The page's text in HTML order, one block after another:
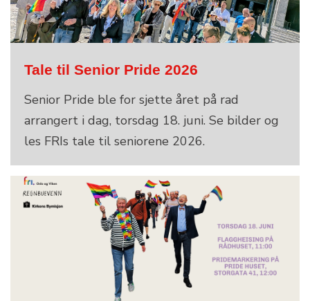
Tale til Senior Pride 2026
Senior Pride ble for sjette året på rad
arrangert i dag, torsdag 18. juni. Se bilder og
les FRIs tale til seniorene 2026.